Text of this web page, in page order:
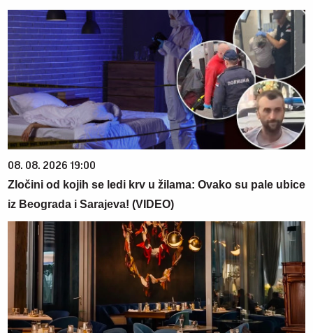
08. 08. 2026 19:00
Zločini od kojih se ledi krv u žilama: Ovako su pale ubice
iz Beograda i Sarajeva! (VIDEO)